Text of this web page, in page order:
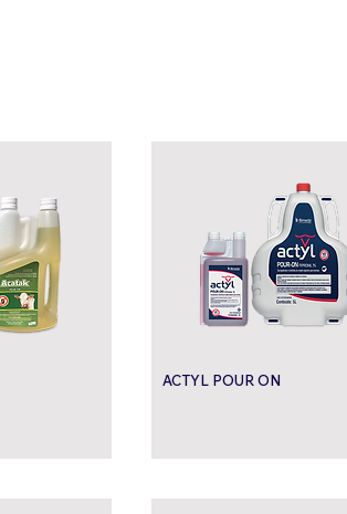
ACTYL POUR ON